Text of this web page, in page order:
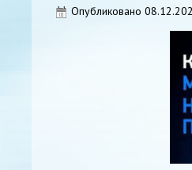
Опубликовано